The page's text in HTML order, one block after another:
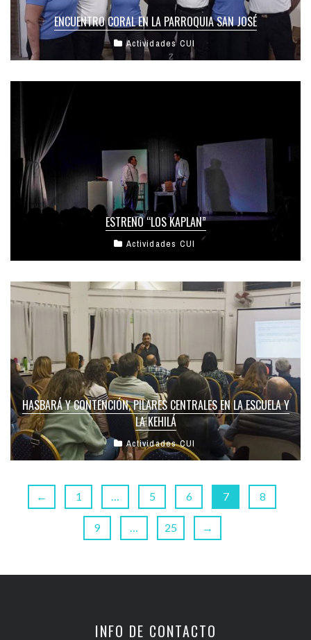
ENCUENTRO CORAL EN LA PARROQUIA SAN JOSÉ
Actividades CUI
ESTRENO “LOS KAPLAN”
Actividades CUI
HASBARÁ Y CONTENCIÓN, PILARES CENTRALES EN LA ESCUELA Y
LA KEHILÁ
Actividades CUI
← 1 … 5 6 7 8
9 … 25 →
INFO DE CONTACTO